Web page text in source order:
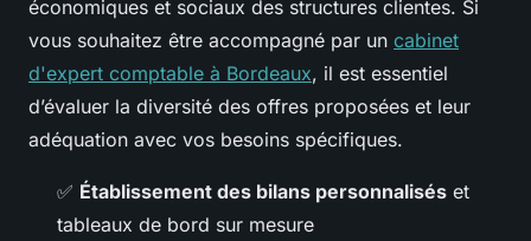
économiques et sociaux des structures clientes. Si
vous souhaitez être accompagné par un cabinet
d'expert comptable à Bordeaux, il est essentiel
d’évaluer la diversité des offres proposées et leur
adéquation avec vos besoins spécifiques.
✅ Établissement des bilans personnalisés et
tableaux de bord sur mesure